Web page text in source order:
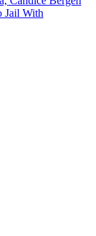
Jail With